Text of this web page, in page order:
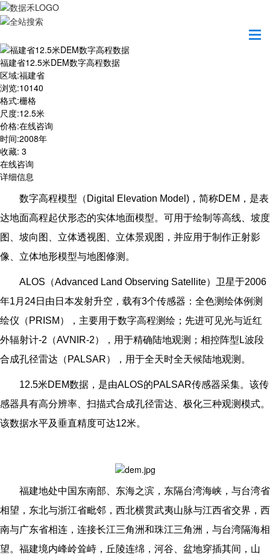
福建省12.5米DEM数字高程数据
区域:福建省
浏览:10140
格式:栅格
尺度:12.5米
价格:在线咨询
时间:2008年
收藏: 3
在线咨询
详细信息
数字高程模型（Digital Elevation Model)，简称DEM，是表
达地面高程起伏形态的实体地面模型。可用于绘制等高线、坡度
图、坡向图、立体透视图、立体景观图，并应用于制作正射影
像、立体地形模型与地图修测。
ALOS （Advanced Land Observing Satellite）卫星于2006
年1月24日由日本发射升空，载有3个传感器：全色测绘体例测
绘仪（PRISM），主要用于数字高程测绘；先进可见光与近红
外辐射计-2（AVNIR-2），用于精确陆地观测；相控阵型L波段
合成孔径雷达（PALSAR），用于全天时全天候陆地观测。
12.5米DEM数据，是由ALOS的PALSAR传感器采集。该传
感器具有高分辨率、扫描式合成孔径雷达、极化三种观测模式。
该数据水平及垂直精度可达12米。
福建地处中国东南部、东海之滨，东隔台湾海峡，与台湾省
相望，东北与浙江省毗邻，西北横贯武夷山脉与江西省交界，西
南与广东省相连，连接长江三角洲和珠江三角洲，与台湾隔海相
望。福建境内峰岭耸峙，丘陵连绵，河谷、盆地穿插其间，山